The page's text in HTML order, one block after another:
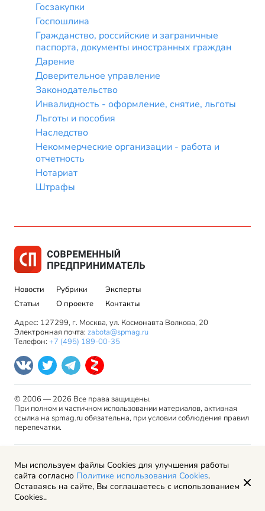
Госзакупки
Госпошлина
Гражданство, российские и заграничные
паспорта, документы иностранных граждан
Дарение
Доверительное управление
Законодательство
Инвалидность - оформление, снятие, льготы
Льготы и пособия
Наследство
Некоммерческие организации - работа и
отчетность
Нотариат
Штрафы
Новости
Статьи
Рубрики
О проекте
Эксперты
Контакты
Адрес: 127299, г. Москва, ул. Космонавта Волкова, 20
Электронная почта: zabota@spmag.ru
Телефон: +7 (495) 189-00-35
© 2006 — 2026 Все права защищены.
При полном и частичном использовании материалов, активная
ссылка на spmag.ru обязательна, при условии соблюдения правил
перепечатки.
Правила использования материалов сайта и авторские
права
Пользовательское соглашение
Политика обработки персональных данных
Рекламодателям
Мы используем файлы Cookies для улучшения работы
сайта согласно Политике использования Cookies.
Оставаясь на сайте, Вы соглашаетесь с использованием
Cookies..